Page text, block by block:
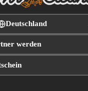
Deutschland
werden